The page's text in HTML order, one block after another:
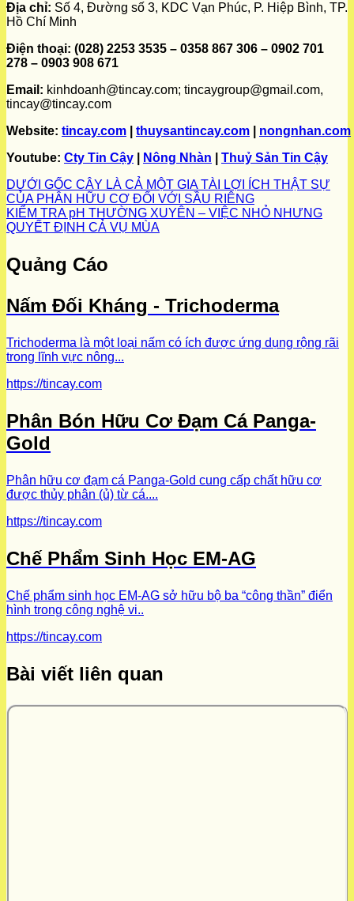
Địa chỉ: Số 4, Đường số 3, KDC Vạn Phúc, P. Hiệp Bình, TP.
Hồ Chí Minh
Điện thoại: (028) 2253 3535 – 0358 867 306 – 0902 701
278 – 0903 908 671
Email: kinhdoanh@tincay.com; tincaygroup@gmail.com,
tincay@tincay.com
Website: tincay.com thuysantincay.com
nongnhan.com
Youtube: Cty Tin Cậy Nông Nhàn
Thuỷ Sản Tin Cậy
DƯỚI GỐC CÂY LÀ CẢ MỘT GIA TÀI LỢI ÍCH THẬT SỰ
CỦA PHÂN HỮU CƠ ĐỐI VỚI SẦU RIÊNG
KIỂM TRA pH THƯỜNG XUYÊN – VIỆC NHỎ NHƯNG
QUYẾT ĐỊNH CẢ VỤ MÙA
Quảng Cáo
Nấm Đối Kháng - Trichoderma
Trichoderma là một loại nấm có ích được ứng dụng rộng rãi
trong lĩnh vực nông...
https://tincay.com
Phân Bón Hữu Cơ Đạm Cá Panga-
Gold
Phân hữu cơ đạm cá Panga-Gold cung cấp chất hữu cơ
được thủy phân (ủ) từ cá....
https://tincay.com
Chế Phẩm Sinh Học EM-AG
Chế phẩm sinh học EM-AG sở hữu bộ ba “công thần” điển
hình trong công nghệ vi..
https://tincay.com
Bài viết liên quan